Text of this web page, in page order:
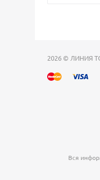
2026 © ЛИНИЯ
Вся